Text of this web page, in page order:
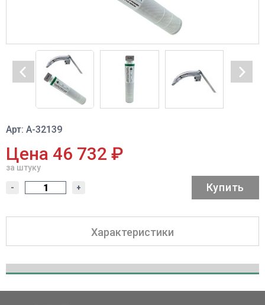
Арт: A-32139
Цена 46 732 ₽
за штуку
- + Купить
Характеристики